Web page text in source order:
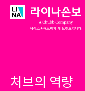
처브의 역량